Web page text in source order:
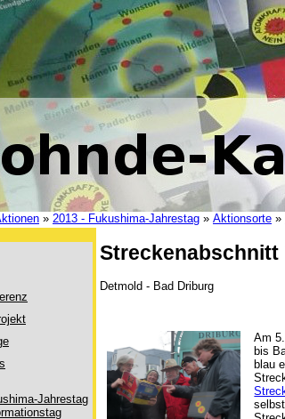
» 2013 - Fukushima-Jahrestag » Aktionsorte »
Jahrestag
Detmold - Bad Driburg
Am
bis
blau